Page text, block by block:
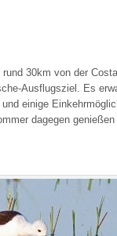
30km von der
Ausflugsziel. Es
einige
dagegen